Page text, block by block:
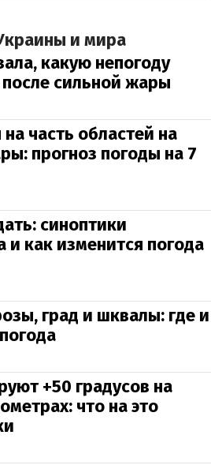
и мира
какую непогоду
сильной жары
часть областей на
прогноз погоды на 7
синоптики
и как изменится погода
град и шквалы: где и
+50 градусов на
что на это